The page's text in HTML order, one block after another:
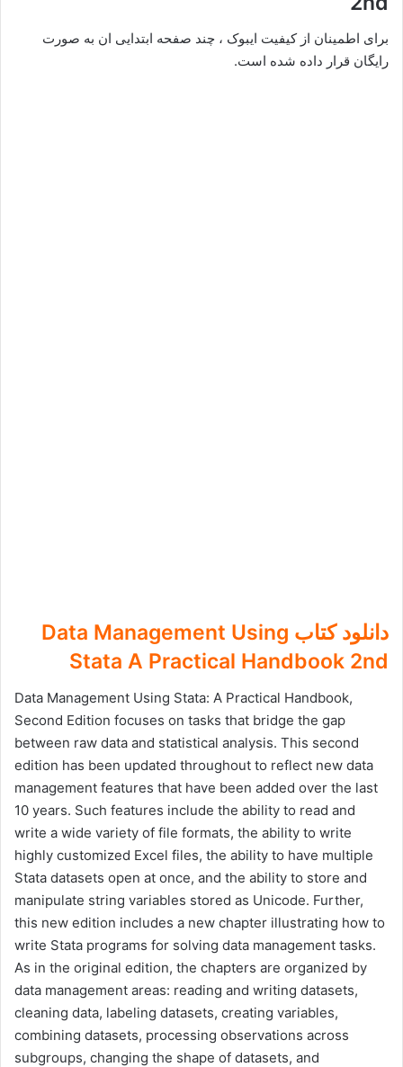
برای اطمینان از کیفیت ایبوک ، چند صفحه ابتدایی ان به صورت
رایگان قرار داده شده است.
دانلود کتاب Data Management Using
Stata A Practical Handbook 2nd
Data Management Using Stata: A Practical Handbook,
Second Edition focuses on tasks that bridge the gap
between raw data and statistical analysis. This second
edition has been updated throughout to reflect new data
management features that have been added over the last
10 years. Such features include the ability to read and
write a wide variety of file formats, the ability to write
highly customized Excel files, the ability to have multiple
Stata datasets open at once, and the ability to store and
manipulate string variables stored as Unicode. Further,
this new edition includes a new chapter illustrating how to
write Stata programs for solving data management tasks.
As in the original edition, the chapters are organized by
data management areas: reading and writing datasets,
cleaning data, labeling datasets, creating variables,
combining datasets, processing observations across
subgroups, changing the shape of datasets, and